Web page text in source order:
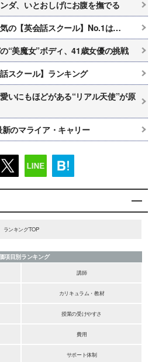
ダ、いとおしげにお腹を撫でる
の【英会話スクール】No.1は…
“美魔女”ボディ、41歳女優の挑戦
スクール】ランキング
いにもほどがある“リアル天使”が原
新のマライア・キャリー
ランキングTOP
項目別ランキング
講師
カリキュラム・教材
授業の受けやすさ
費用
サポート体制